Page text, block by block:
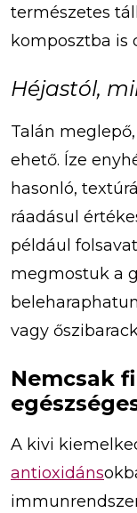
természetes
komposztba is
Héjastól,
Talán
ehető. Íze
hasonló,
ráadásul
például
megmostuk a
vagy
Nemcsak
A kivi
antioxidáns